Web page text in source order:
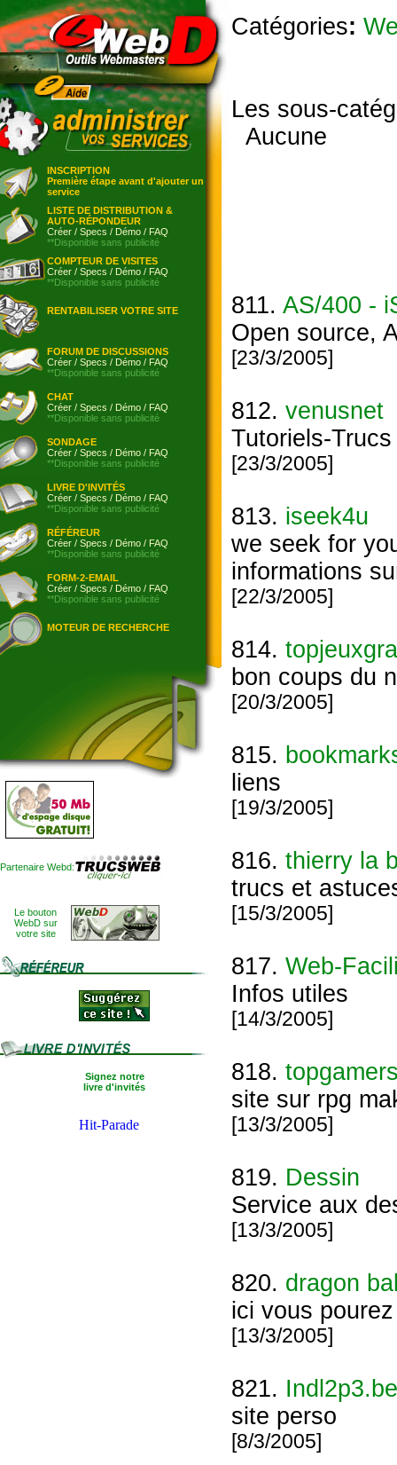
INSCRIPTION
Première étape avant d'ajouter un
service
LISTE DE DISTRIBUTION &
AUTO-RÉPONDEUR
Créer / Specs / Démo / FAQ
**Disponible sans publicité
COMPTEUR DE VISITES
Créer / Specs / Démo / FAQ
**Disponible sans publicité
RENTABILISER VOTRE SITE
FORUM DE DISCUSSIONS
Créer / Specs / Démo / FAQ
**Disponible sans publicité
CHAT
Créer / Specs / Démo / FAQ
**Disponible sans publicité
SONDAGE
Créer / Specs / Démo / FAQ
**Disponible sans publicité
LIVRE D'INVITÉS
Créer / Specs / Démo / FAQ
**Disponible sans publicité
RÉFÉREUR
Créer / Specs / Démo / FAQ
**Disponible sans publicité
FORM-2-EMAIL
Créer / Specs / Démo / FAQ
**Disponible sans publicité
MOTEUR DE RECHERCHE
Partenaire Webd:
Le bouton
WebD sur
votre site
Signez notre
livre d'invités
Catégories:
Les sous-
Aucune
811. AS/400 -
Open source,
[23/3/2005]
812. venusnet
Tutoriels-
[23/3/2005]
813. iseek4u
we seek for
informations
[22/3/2005]
814.
bon coups du
[20/3/2005]
815.
liens
[19/3/2005]
816. thierry la
trucs et
[15/3/2005]
817. Web-
Infos utiles
[14/3/2005]
818.
site sur rpg
[13/3/2005]
819. Dessin
Service aux
[13/3/2005]
820. dragon
ici vous
[13/3/2005]
821.
site perso
[8/3/2005]